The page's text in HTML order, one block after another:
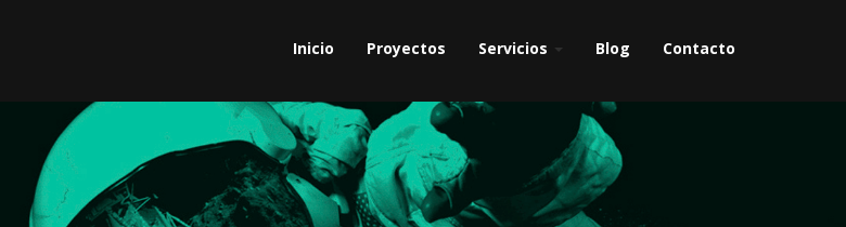
Inicio Proyectos Servicios Blog Contacto